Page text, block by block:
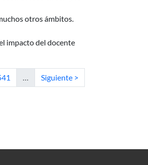
otros ámbitos.
impacto del docente
… Siguiente página
Siguiente >